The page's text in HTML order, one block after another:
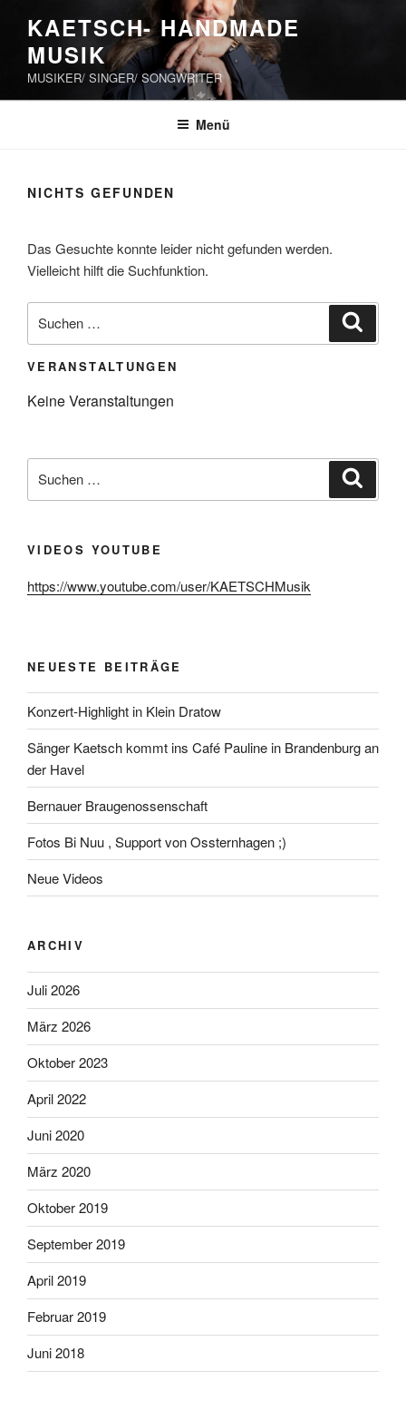
springen
KAETSCH- HANDMADE
MUSIK
MUSIKER/ SINGER/ SONGWRITER
Menü
NICHTS GEFUNDEN
Das Gesuchte konnte leider nicht gefunden werden.
Vielleicht hilft die Suchfunktion.
nach:
VERANSTALTUNGEN
Keine Veranstaltungen
nach:
VIDEOS YOUTUBE
https://www.youtube.com/user/KAETSCHMusik
NEUESTE BEITRÄGE
Konzert-Highlight in Klein Dratow
Sänger Kaetsch kommt ins Café Pauline in Brandenburg an
der Havel
Bernauer Braugenossenschaft
Fotos Bi Nuu , Support von Ossternhagen ;)
Neue Videos
ARCHIV
Juli 2026
März 2026
Oktober 2023
April 2022
Juni 2020
März 2020
Oktober 2019
September 2019
April 2019
Februar 2019
Juni 2018